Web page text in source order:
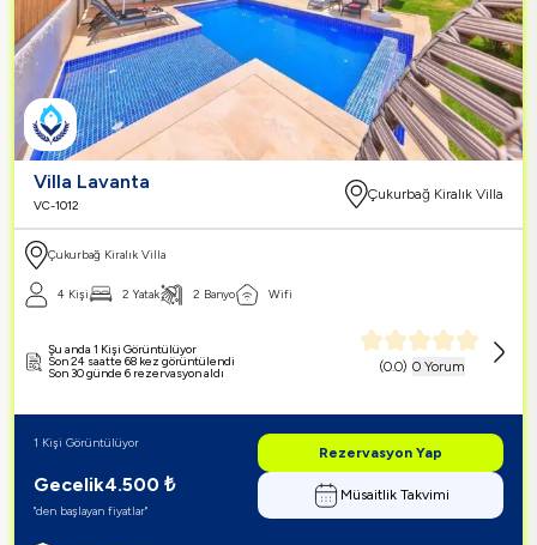
Villa Lavanta
VC-1012
Çukurbağ Kiralık Villa
Çukurbağ Kiralık Villa
4 Kişi 2 Yatak 2 Banyo Wifi
(0.0) 0 Yorum
Şu anda 1 Kişi Görüntülüyor
Son 24 saatte 68 kez görüntülendi
Son 30 günde 6 rezervasyon aldı
Gecelik4.500 ₺
"den başlayan fiyatlar"
1 Kişi Görüntülüyor
Rezervasyon Yap
Müsaitlik Takvimi